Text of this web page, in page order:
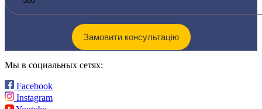
Мы в социальных сетях:
Facebook
Instagram